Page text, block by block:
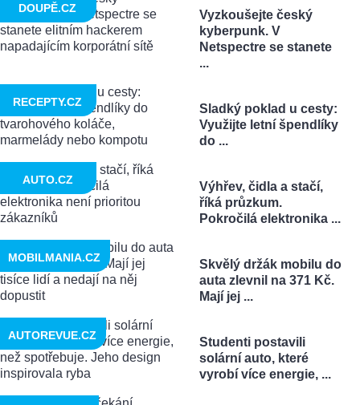
Vyzkoušejte český
kyberpunk. V
Netspectre se stanete
...
DOUPĚ.CZ
Sladký poklad u cesty:
Využijte letní špendlíky
do ...
RECEPTY.CZ
Výhřev, čidla a stačí,
říká průzkum.
Pokročilá elektronika ...
AUTO.CZ
Skvělý držák mobilu do
auta zlevnil na 371 Kč.
Mají jej ...
MOBILMANIA.CZ
Studenti postavili
solární auto, které
vyrobí více energie, ...
AUTOREVUE.CZ